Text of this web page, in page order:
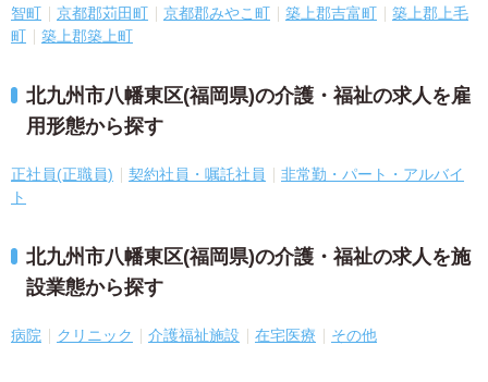
智町
京都郡苅田町 京都郡みやこ町 築上郡吉富町
築上郡上毛
町
築上郡築上町
北九州市八幡東区(福岡県)の介護・福祉の求人を雇
用形態から探す
正社員(正職員) 契約社員・嘱託社員
非常勤・パート・アルバイ
ト
北九州市八幡東区(福岡県)の介護・福祉の求人を施
設業態から探す
病院 クリニック 介護福祉施設 在宅医療 その他